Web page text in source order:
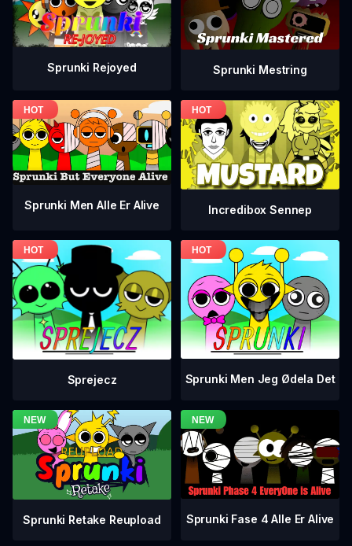
Sprunki Rejoyed Sprunki Mestring
Sprunki Men Alle Er Alive Incredibox Sennep
Sprejecz Sprunki Men Jeg Ødela Det
Sprunki Retake Reupload Sprunki Fase 4 Alle Er Alive